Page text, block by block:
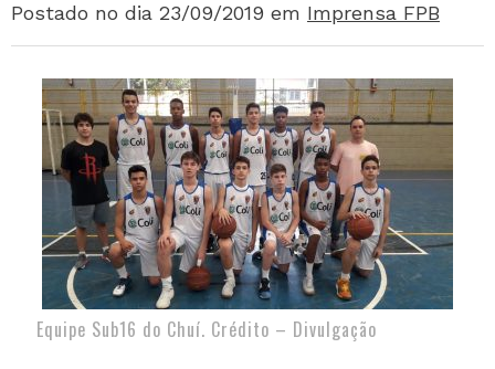
Postado no dia 23/09/2019 em Imprensa FPB
Equipe Sub16 do Chuí. Crédito – Divulgação